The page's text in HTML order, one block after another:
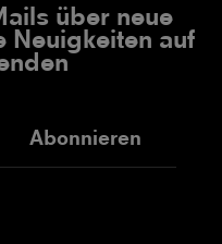
über neue
Neuigkeiten auf
Abonnieren